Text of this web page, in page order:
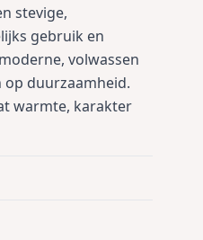
stevige,
gebruik en
volwassen
op duurzaamheid.
warmte, karakter